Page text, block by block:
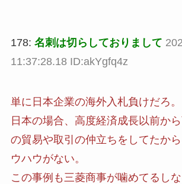
178: 名刺は切らしておりまして
11:37:28.18 ID:akYgfq4z
単に日本企業の海外入札負けだろ。
日本の場合、高度経済成長以前か
の貿易や取引の仲立ちをしてたか
ウハウがない。
この事例も三菱商事が噛めてるし